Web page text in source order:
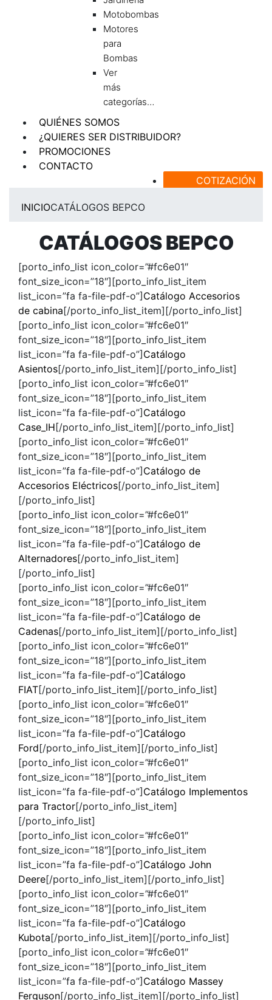
Motobombas
Motores
para
Bombas
Ver
más
categorías…
QUIÉNES SOMOS
¿QUIERES SER DISTRIBUIDOR?
PROMOCIONES
CONTACTO
COTIZACIÓN
INICIOCATÁLOGOS BEPCO
CATÁLOGOS BEPCO
[porto_info_list icon_color=”#fc6e01″
font_size_icon=”18″][porto_info_list_item
list_icon=”fa fa-file-pdf-o”]Catálogo Accesorios
de cabina[/porto_info_list_item][/porto_info_list]
[porto_info_list icon_color=”#fc6e01″
font_size_icon=”18″][porto_info_list_item
list_icon=”fa fa-file-pdf-o”]Catálogo
Asientos[/porto_info_list_item][/porto_info_list]
[porto_info_list icon_color=”#fc6e01″
font_size_icon=”18″][porto_info_list_item
list_icon=”fa fa-file-pdf-o”]Catálogo
Case_IH[/porto_info_list_item][/porto_info_list]
[porto_info_list icon_color=”#fc6e01″
font_size_icon=”18″][porto_info_list_item
list_icon=”fa fa-file-pdf-o”]Catálogo de
Accesorios Eléctricos[/porto_info_list_item]
[/porto_info_list]
[porto_info_list icon_color=”#fc6e01″
font_size_icon=”18″][porto_info_list_item
list_icon=”fa fa-file-pdf-o”]Catálogo de
Alternadores[/porto_info_list_item]
[/porto_info_list]
[porto_info_list icon_color=”#fc6e01″
font_size_icon=”18″][porto_info_list_item
list_icon=”fa fa-file-pdf-o”]Catálogo de
Cadenas[/porto_info_list_item][/porto_info_list]
[porto_info_list icon_color=”#fc6e01″
font_size_icon=”18″][porto_info_list_item
list_icon=”fa fa-file-pdf-o”]Catálogo
FIAT[/porto_info_list_item][/porto_info_list]
[porto_info_list icon_color=”#fc6e01″
font_size_icon=”18″][porto_info_list_item
list_icon=”fa fa-file-pdf-o”]Catálogo
Ford[/porto_info_list_item][/porto_info_list]
[porto_info_list icon_color=”#fc6e01″
font_size_icon=”18″][porto_info_list_item
list_icon=”fa fa-file-pdf-o”]Catálogo Implementos
para Tractor[/porto_info_list_item]
[/porto_info_list]
[porto_info_list icon_color=”#fc6e01″
font_size_icon=”18″][porto_info_list_item
list_icon=”fa fa-file-pdf-o”]Catálogo John
Deere[/porto_info_list_item][/porto_info_list]
[porto_info_list icon_color=”#fc6e01″
font_size_icon=”18″][porto_info_list_item
list_icon=”fa fa-file-pdf-o”]Catálogo
Kubota[/porto_info_list_item][/porto_info_list]
[porto_info_list icon_color=”#fc6e01″
font_size_icon=”18″][porto_info_list_item
list_icon=”fa fa-file-pdf-o”]Catálogo Massey
Ferguson[/porto_info_list_item][/porto_info_list]